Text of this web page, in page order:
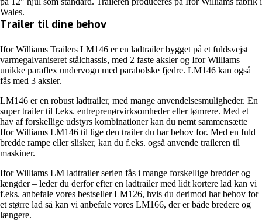
Wales.
Trailer til dine behov
Ifor Williams Trailers LM146 er en ladtrailer bygget på et fuldsvejst
varmegalvaniseret stålchassis, med 2 faste aksler og Ifor Williams
unikke paraflex undervogn med parabolske fjedre. LM146 kan også
fås med 3 aksler.
LM146 er en robust ladtrailer, med mange anvendelsesmuligheder. En
super trailer til f.eks. entreprenørvirksomheder eller tømrere. Med et
hav af forskellige udstyrs kombinationer kan du nemt sammensætte
Ifor Williams LM146 til lige den trailer du har behov for. Med en fuld
bredde rampe eller slisker, kan du f.eks. også anvende traileren til
maskiner.
Ifor Williams LM ladtrailer serien fås i mange forskellige bredder og
længder – leder du derfor efter en ladtrailer med lidt kortere lad kan vi
f.eks. anbefale vores bestseller LM126, hvis du derimod har behov for
et større lad så kan vi anbefale vores LM166, der er både bredere og
længere.